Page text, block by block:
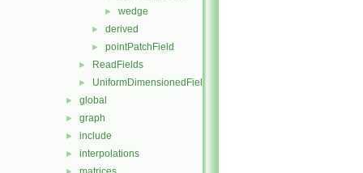
► wedge
► derived
► pointPatchField
► ReadFields
► UniformDimensionedFields
► global
► graph
► include
► interpolations